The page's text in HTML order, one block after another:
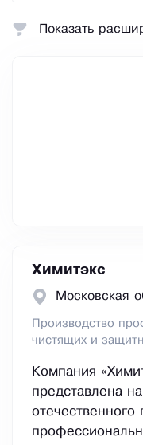
Химитэкс
Московская
Производство
чистящих и
Компания
представлена
отечественного
Показать